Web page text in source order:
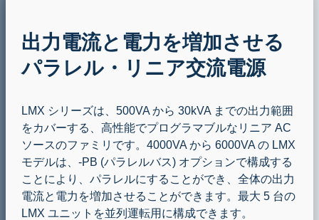
出力電流と電力を増加させる
パラレル・リニア交流電源
LMX シリーズは、500VA から 30kVA までの出力範囲
をカバーする、高性能でプログラマブルなリニア AC
ソースのファミリです。4000VA から 6000VA の LMX
モデルは、-PB (パラレルバス) オプションで構成する
ことにより、パラレルにすることができ、全体の出力
電流と電力を増加させることができます。最大 5 台の
LMX ユニットを並列運転用に構成できます。